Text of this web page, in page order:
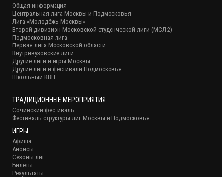
Общая информация
Центральная лига Москвы и Подмосковья
Лига «Молодёжь Москвы»
Второй дивизион Московской студенческой лиги (МСЛ-2)
Подмосковная лига
Первая лига Московской области
Внутривузовские лиги
Другие лиги и игры Москвы
Другие лиги и фестивали Подмосковья
Школьный КВН
ТРАДИЦИОННЫЕ МЕРОПРИЯТИЯ
Сочинский фестиваль
Фестиваль структуры лиг Москвы и Подмосковья
ИГРЫ
Афиша
Анонсы
Сезоны лиг
Билеты
Результаты